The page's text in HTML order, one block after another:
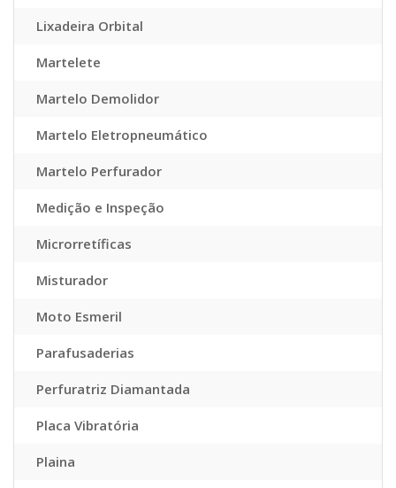
Lixadeira Orbital
Martelete
Martelo Demolidor
Martelo Eletropneumático
Martelo Perfurador
Medição e Inspeção
Microrretíficas
Misturador
Moto Esmeril
Parafusaderias
Perfuratriz Diamantada
Placa Vibratória
Plaina